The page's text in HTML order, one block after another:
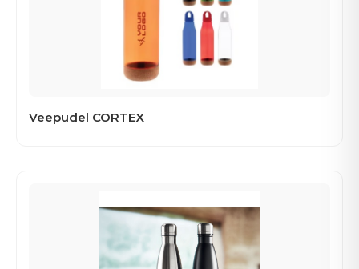
Veepudel CORTEX